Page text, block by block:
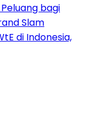
bagi
Slam
di Indonesia,